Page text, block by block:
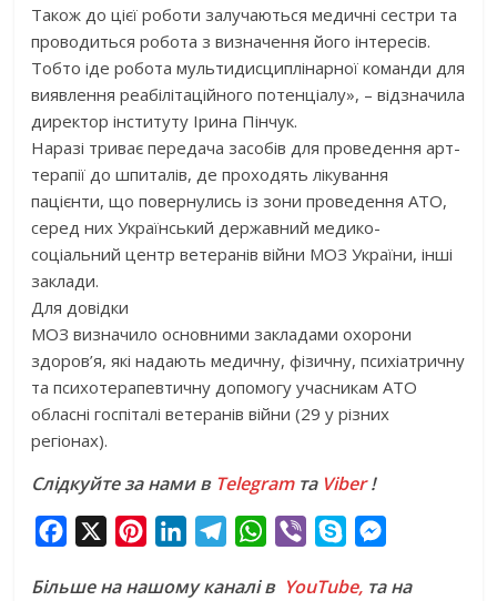
Також до цієї роботи залучаються медичні сестри та
проводиться робота з визначення його інтересів.
Тобто іде робота мультидисциплінарної команди для
виявлення реабілітаційного потенціалу», – відзначила
директор інституту Ірина Пінчук.
Наразі триває передача засобів для проведення арт-
терапії до шпиталів, де проходять лікування
пацієнти, що повернулись із зони проведення АТО,
серед них Український державний медико-
соціальний центр ветеранів війни МОЗ України, інші
заклади.
Для довідки
МОЗ визначило основними закладами охорони
здоров’я, які надають медичну, фізичну, психіатричну
та психотерапевтичну допомогу учасникам АТО
обласні госпіталі ветеранів війни (29 у різних
регіонах).
Слідкуйте за нами в Telegramта Viber!
c
n
n
l
W
a
b
y
s
Більше на нашому каналі в YouTube, та на